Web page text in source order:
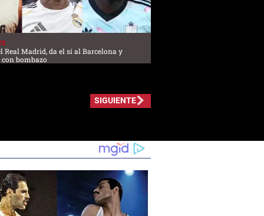
Real Madrid, da el sí al Barcelona y
bombazo
SIGUIENTE